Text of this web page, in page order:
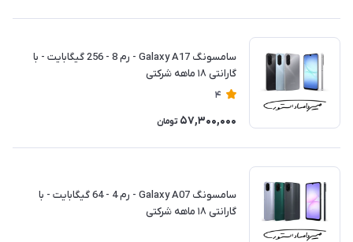
سامسونگ Galaxy A17 - رم 8 - 256 گیگابایت - با
گارانتی ۱۸ ماهه شرکتی
4
57,300,000 تومان
سامسونگ Galaxy A07 - رم 4 - 64 گیگابایت - با
گارانتی ۱۸ ماهه شرکتی